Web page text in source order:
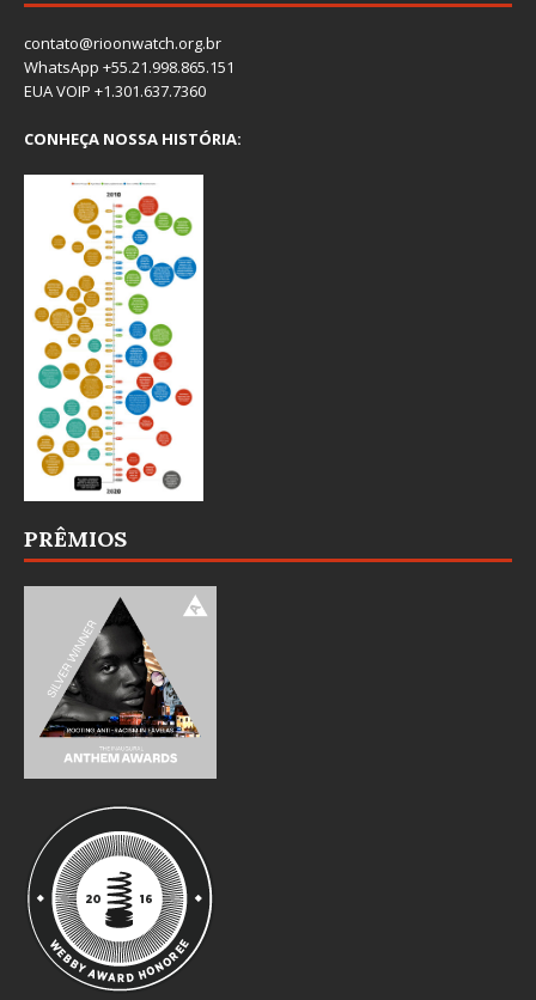
contato@rioonwatch.org.br
WhatsApp +55.21.998.865.151
EUA VOIP +1.301.637.7360
CONHEÇA NOSSA HISTÓRIA:
PRÊMIOS